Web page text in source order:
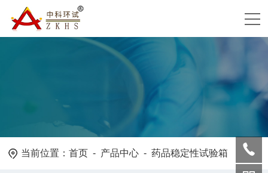
当前位置：首页 - 产品中心 - 药品稳定性试验箱